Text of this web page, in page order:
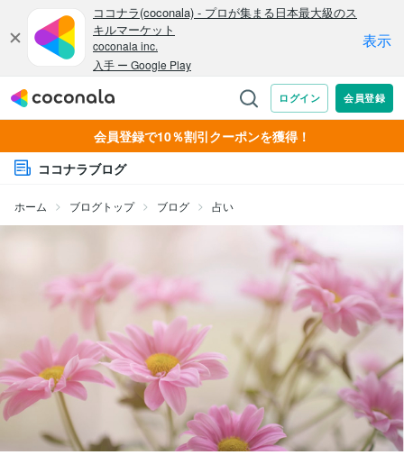
会員登録で10％割引クーポンを獲得！
ココナラブログ
ホーム ブログトップ ブログ 占い